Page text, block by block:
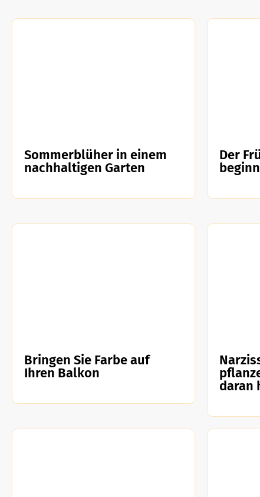
Sommerblüher in einem
nachhaltigen Garten
Der
Bringen Sie Farbe auf
Ihren Balkon
daran